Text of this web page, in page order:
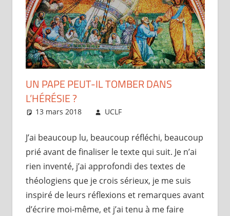
UN PAPE PEUT-IL TOMBER DANS
L’HÉRÉSIE ?
13 mars 2018 UCLF
J’ai beaucoup lu, beaucoup réfléchi, beaucoup
prié avant de finaliser le texte qui suit. Je n’ai
rien inventé, j’ai approfondi des textes de
théologiens que je crois sérieux, je me suis
inspiré de leurs réflexions et remarques avant
d’écrire moi-même, et j’ai tenu à me faire